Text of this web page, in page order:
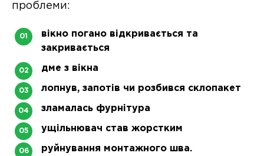
проблеми:
вікно погано відкривається та
закривається
дме з вікна
лопнув, запотів чи розбився склопакет
зламалась фурнітура
ущільнювач став жорстким
руйнування монтажного шва.